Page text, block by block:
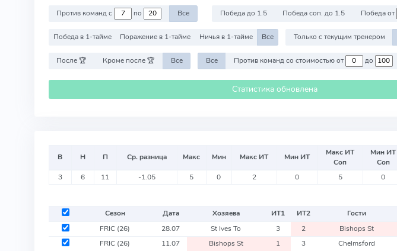
Против команд с по Все Победа до 1.5 Победа соп. до 1.5 Победа от
Победа в 1-тайме Поражение в 1-тайме Ничья в 1-тайме Все Только с текущим тренером
После 🏆 Кроме после 🏆 Все Все Против команд со стоимостью от до
Статистика обновлена
В Н П Ср. разница Макс Мин Макс ИТ Мин ИТ
Макс ИТ
Соп
Мин ИТ
Соп
3 6 11 -1.05 5 0 2 0 5 0
Сезон Дата Хозяева ИТ1 ИТ2 Гости
FRIC (26) 28.07 St Ives To 3 2 Bishops St
FRIC (26) 11.07 Bishops St 1 3 Chelmsford